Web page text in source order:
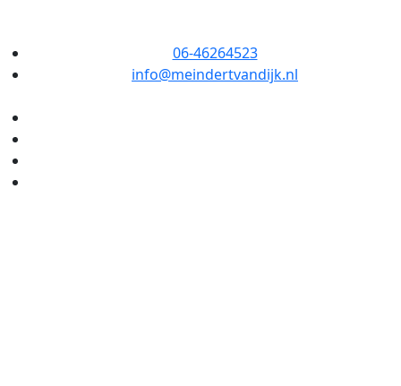
06-46264523
info@meindertvandijk.nl